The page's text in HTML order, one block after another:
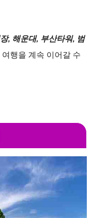
, 해운대, 부산타워, 범
행을 계속 이어갈 수